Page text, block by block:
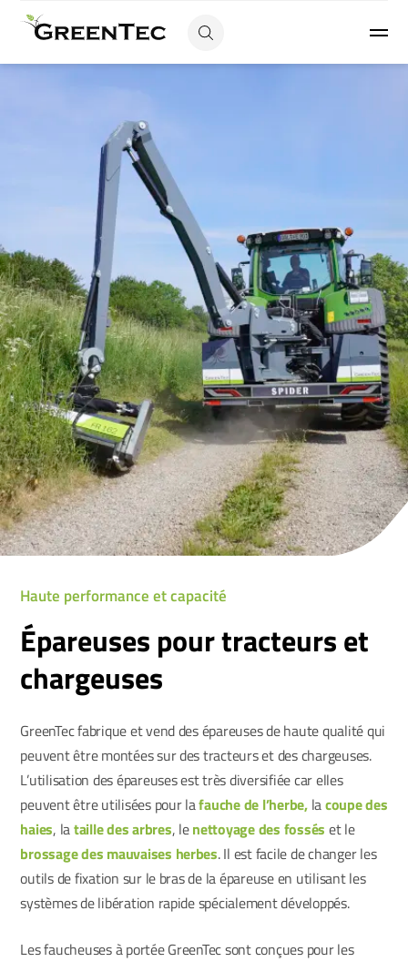
Haute performance et capacité
Épareuses pour tracteurs et
chargeuses
GreenTec fabrique et vend des épareuses de haute qualité qui
peuvent être montées sur des tracteurs et des chargeuses.
L’utilisation des épareuses est très diversifiée car elles
peuvent être utilisées pour lafauche de l’herbe,lacoupe des
haies, lataille des arbres, lenettoyage des fossés et le
brossage des mauvaises herbes. Il est facile de changer les
outils de fixation sur le bras de la épareuse en utilisant les
systèmes de libération rapide spécialement développés.
Les faucheuses à portée GreenTec sont conçues pour les